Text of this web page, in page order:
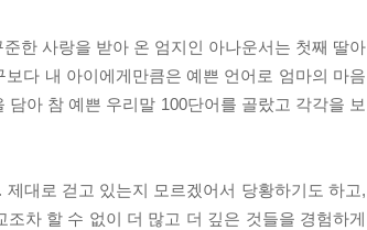
한 사랑을 받아 온 엄지인 아나운서는 첫째 딸아
다 내 아이에게만큼은 예쁜 언어로 엄마의 마음
아 참 예쁜 우리말 100단어를 골랐고 각각을 보
대로 걷고 있는지 모르겠어서 당황하기도 하고,
차 할 수 없이 더 많고 더 깊은 것들을 경험하게